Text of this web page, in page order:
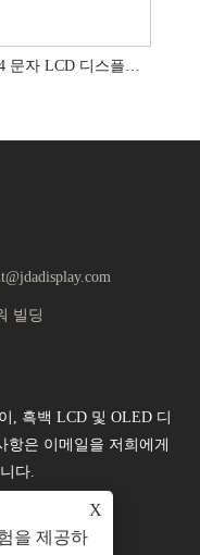
빌딩
, 흑백 LCD 및 OLED 디
항은 이메일을 저희에게
다.
X
을 제공하